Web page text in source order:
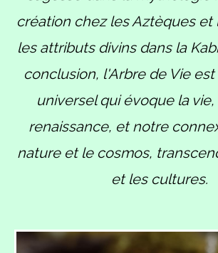
création chez les Aztèques et
les attributs divins dans la
conclusion, l'Arbre de Vie
universel qui évoque la
renaissance, et notre
nature et le cosmos,
et les cultures.